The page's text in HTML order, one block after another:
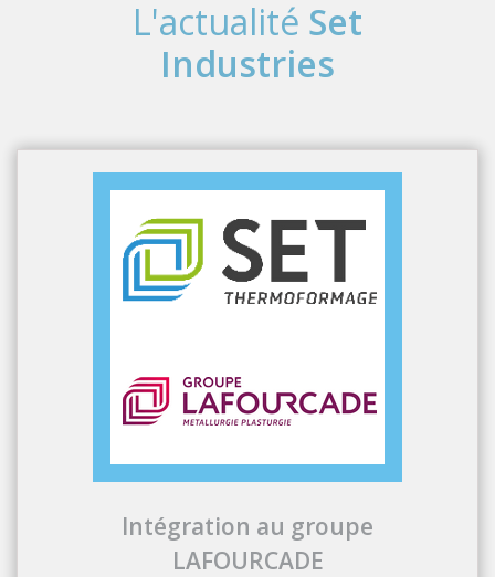
L'actualité Set
Industries
Intégration au groupe
LAFOURCADE